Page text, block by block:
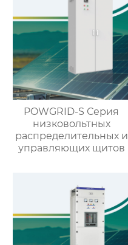
POWGRID-S Серия
низковольтных
распределительных и
управляющих щитов